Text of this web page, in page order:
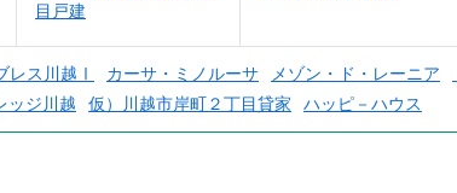
目戸建
レス川越Ⅰ カーサ・ミノルーサ メゾン・ド・レーニア
ッジ川越 仮）川越市岸町２丁目貸家 ハッピ－ハウス